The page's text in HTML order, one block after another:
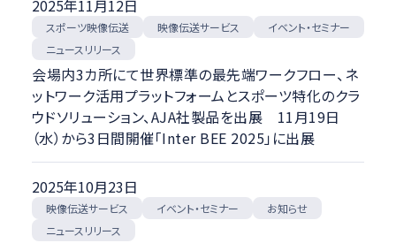
2025年11月12日
スポーツ映像伝送 映像伝送サービス イベント・セミナー
ニュースリリース
会場内3カ所にて世界標準の最先端ワークフロー、ネ
ットワーク活用プラットフォームとスポーツ特化のクラ
ウドソリューション、AJA社製品を出展 11月19日
（水）から3日間開催「Inter BEE 2025」に出展
2025年10月23日
映像伝送サービス イベント・セミナー お知らせ
ニュースリリース